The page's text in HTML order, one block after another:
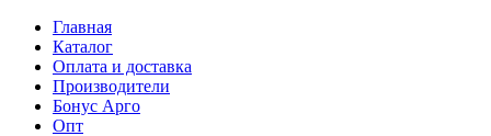
Главная
Каталог
Оплата и доставка
Производители
Бонус Арго
Опт